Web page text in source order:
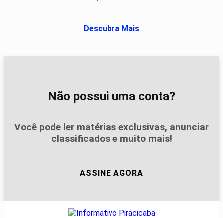
Descubra Mais
Não possui uma conta?
Você pode ler matérias exclusivas, anunciar
classificados e muito mais!
ASSINE AGORA